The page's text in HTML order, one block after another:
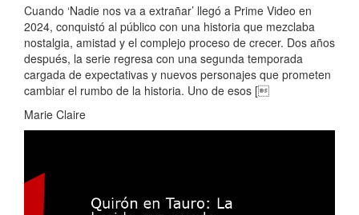
Cuando ‘Nadie nos va a extrañar’ llegó a Prime Video en
2024, conquistó al público con una historia que mezclaba
nostalgia, amistad y el complejo proceso de crecer. Dos años
después, la serie regresa con una segunda temporada
cargada de expectativas y nuevos personajes que prometen
cambiar el rumbo de la historia. Uno de esos [
Marie Claire